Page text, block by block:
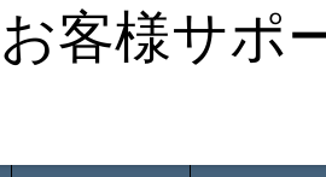
お客様サポ